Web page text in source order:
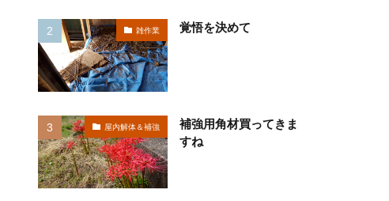
雑作業 覚悟を決めて
屋内解体＆補強
補強用角材買ってきま
すね